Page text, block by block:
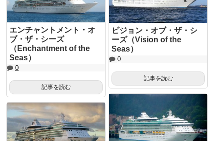
エンチャントメント・オ
ブ・ザ・シーズ
（Enchantment of the
Seas）
0
記事を読む
ビジョン・オブ・ザ・シ
ーズ（Vision of the
Seas）
0
記事を読む